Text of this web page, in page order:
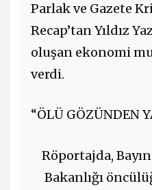
Parlak ve Gazete
Recap’tan Yıldız
oluşan ekonomi
verdi.
“ÖLÜ GÖZÜNDEN
Röportajda,
Bakanlığı